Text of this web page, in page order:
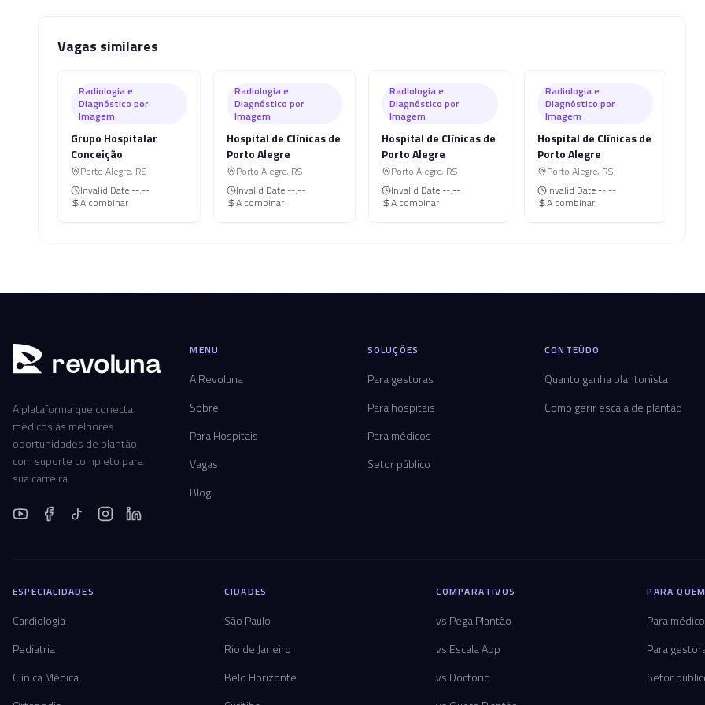
Vagas similares
Radiologia e
Diagnóstico por
Imagem
Grupo Hospitalar
Conceição
Porto Alegre, RS
Invalid Date --:--
A combinar
Radiologia e
Diagnóstico por
Imagem
Hospital de Clínicas de
Porto Alegre
Porto Alegre, RS
Invalid Date --:--
A combinar
Radiologia e
Diagnóstico por
Imagem
Hospital de Clínicas de
Porto Alegre
Porto Alegre, RS
Invalid Date --:--
A combinar
Radiologia e
Diagnóstico por
Imagem
Hospital de Clínicas de
Porto Alegre
Porto Alegre, RS
Invalid Date --:--
A combinar
revoluna
A plataforma que conecta
médicos às melhores
oportunidades de plantão,
com suporte completo para
sua carreira.
MENU
A Revoluna
Sobre
Para Hospitais
Vagas
Blog
SOLUÇÕES
Para gestoras
Para hospitais
Para médicos
Setor público
CONTEÚDO
Quanto ganha plantonista
Como gerir escala de plantão
ESPECIALIDADES
Cardiologia
Pediatria
Clínica Médica
CIDADES
São Paulo
Rio de Janeiro
Belo Horizonte
COMPARATIVOS
vs Pega Plantão
vs Escala App
vs Doctorid
PARA
Para
Para
Setor